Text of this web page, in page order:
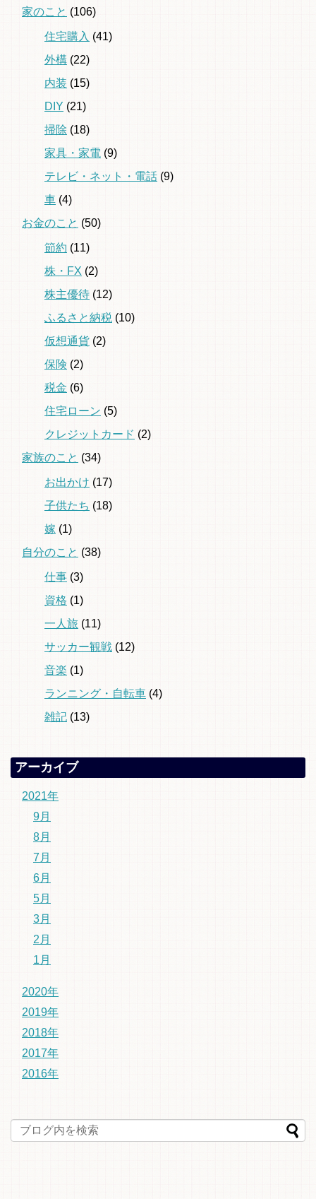
家のこと (106)
住宅購入 (41)
外構 (22)
内装 (15)
DIY (21)
掃除 (18)
家具・家電 (9)
テレビ・ネット・電話 (9)
車 (4)
お金のこと (50)
節約 (11)
株・FX (2)
株主優待 (12)
ふるさと納税 (10)
仮想通貨 (2)
保険 (2)
税金 (6)
住宅ローン (5)
クレジットカード (2)
家族のこと (34)
お出かけ (17)
子供たち (18)
嫁 (1)
自分のこと (38)
仕事 (3)
資格 (1)
一人旅 (11)
サッカー観戦 (12)
音楽 (1)
ランニング・自転車 (4)
雑記 (13)
アーカイブ
2021年
9月
8月
7月
6月
5月
3月
2月
1月
2020年
2019年
2018年
2017年
2016年